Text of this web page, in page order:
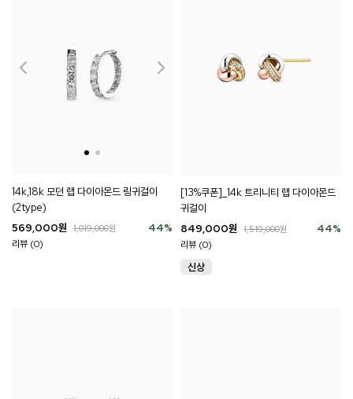
14k,18k 모던 랩 다이아몬드 링귀걸이
(2type)
44%
569,000원 1,019,000원
리뷰 (0)
[13%쿠폰]_14k 트리니티 랩 다이아몬드
귀걸이
44%
849,000원 1,519,000원
리뷰 (0)